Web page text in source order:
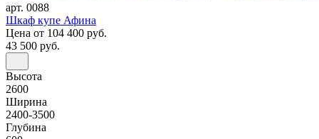
арт. 0088
Шкаф купе Афина
Цена от 104 400 руб.
43 500 руб.
Высота
2600
Ширина
2400-3500
Глубина